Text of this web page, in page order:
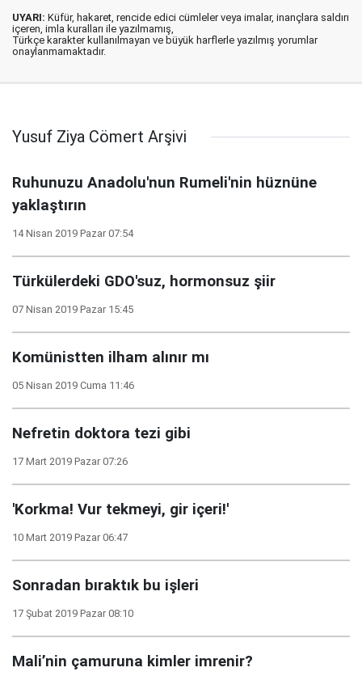
UYARI: Küfür, hakaret, rencide edici cümleler veya imalar, inançlara saldırı
içeren, imla kuralları ile yazılmamış,
Türkçe karakter kullanılmayan ve büyük harflerle yazılmış yorumlar
onaylanmamaktadır.
Yusuf Ziya Cömert Arşivi
Ruhunuzu Anadolu'nun Rumeli'nin hüznüne
yaklaştırın
14 Nisan 2019 Pazar 07:54
Türkülerdeki GDO'suz, hormonsuz şiir
07 Nisan 2019 Pazar 15:45
Komünistten ilham alınır mı
05 Nisan 2019 Cuma 11:46
Nefretin doktora tezi gibi
17 Mart 2019 Pazar 07:26
'Korkma! Vur tekmeyi, gir içeri!'
10 Mart 2019 Pazar 06:47
Sonradan bıraktık bu işleri
17 Şubat 2019 Pazar 08:10
Mali’nin çamuruna kimler imrenir?